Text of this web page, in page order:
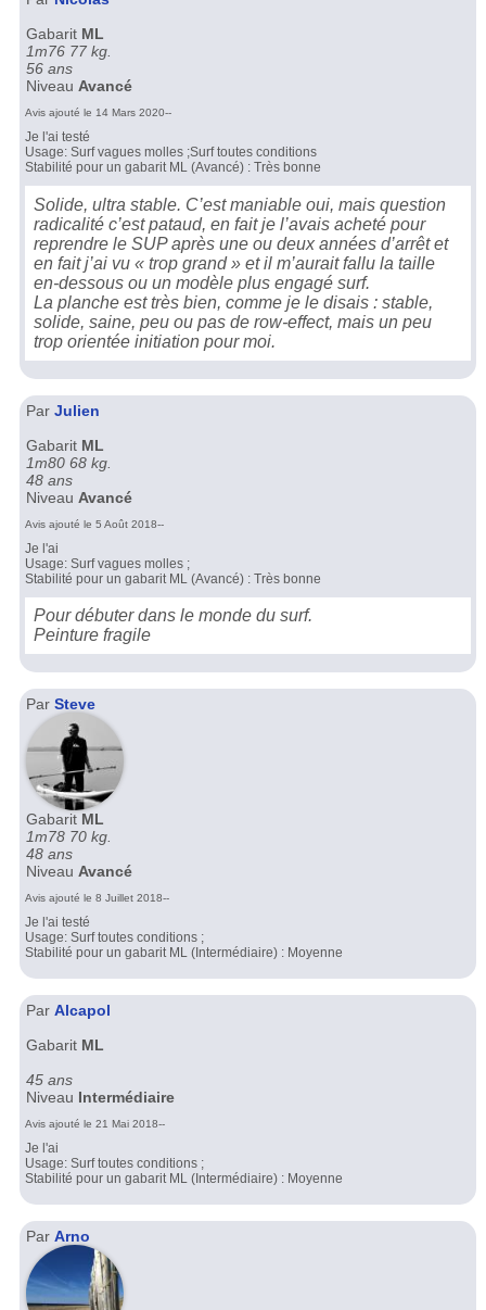
Gabarit ML
1m76 77 kg.
56 ans
Niveau Avancé
Avis ajouté le 14 Mars 2020--
Je l'ai testé
Usage: Surf vagues molles ;Surf toutes conditions
Stabilité pour un gabarit ML (Avancé) : Très bonne
Solide, ultra stable. C’est maniable oui, mais question
radicalité c’est pataud, en fait je l’avais acheté pour
reprendre le SUP après une ou deux années d’arrêt et
en fait j’ai vu « trop grand » et il m’aurait fallu la taille
en-dessous ou un modèle plus engagé surf.
La planche est très bien, comme je le disais : stable,
solide, saine, peu ou pas de row-effect, mais un peu
trop orientée initiation pour moi.
Par Julien
Gabarit ML
1m80 68 kg.
48 ans
Niveau Avancé
Avis ajouté le 5 Août 2018--
Je l'ai
Usage: Surf vagues molles ;
Stabilité pour un gabarit ML (Avancé) : Très bonne
Pour débuter dans le monde du surf.
Peinture fragile
Par Steve
Gabarit ML
1m78 70 kg.
48 ans
Niveau Avancé
Avis ajouté le 8 Juillet 2018--
Je l'ai testé
Usage: Surf toutes conditions ;
Stabilité pour un gabarit ML (Intermédiaire) : Moyenne
Par Alcapol
Gabarit ML
45 ans
Niveau Intermédiaire
Avis ajouté le 21 Mai 2018--
Je l'ai
Usage: Surf toutes conditions ;
Stabilité pour un gabarit ML (Intermédiaire) : Moyenne
Par Arno